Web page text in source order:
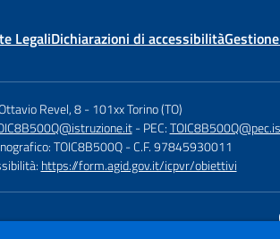
LegaliDichiarazioni di accessibilità
Revel, 8 -101xx Torino (TO)
- PEC:
TOIC8B500Q - C.F. 97845930011
https://form.agid.gov.it/icpvr/obiettivi